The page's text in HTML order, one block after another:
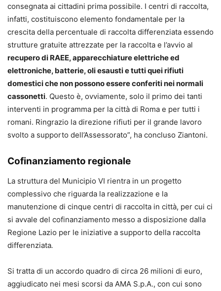
consegnata ai cittadini prima possibile. I centri di raccolta,
infatti, costituiscono elemento fondamentale per la
crescita della percentuale di raccolta differenziata essendo
strutture gratuite attrezzate per la raccolta e l’avvio al
recupero di RAEE, apparecchiature elettriche ed
elettroniche, batterie, oli esausti e tutti quei rifiuti
domestici che non possono essere conferiti nei normali
cassonetti. Questo è, ovviamente, solo il primo dei tanti
interventi in programma per la città di Roma e per tutti i
romani. Ringrazio la direzione rifiuti per il grande lavoro
svolto a supporto dell’Assessorato”, ha concluso Ziantoni.
Cofinanziamento regionale
La struttura del Municipio VI rientra in un progetto
complessivo che riguarda la realizzazione e la
manutenzione di cinque centri di raccolta in città, per cui ci
si avvale del cofinanziamento messo a disposizione dalla
Regione Lazio per le iniziative a supporto della raccolta
differenziata.
Si tratta di un accordo quadro di circa 26 milioni di euro,
aggiudicato nei mesi scorsi da AMA S.p.A., con cui sono